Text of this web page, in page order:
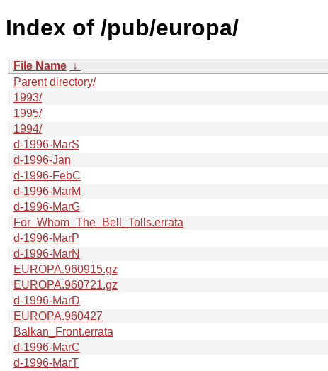
Index of /pub/europa/
File Name ↓
Parent directory/
1993/
1995/
1994/
d-1996-MarS
d-1996-Jan
d-1996-FebC
d-1996-MarM
d-1996-MarG
For_Whom_The_Bell_Tolls.errata
d-1996-MarP
d-1996-MarN
EUROPA.960915.gz
EUROPA.960721.gz
d-1996-MarD
EUROPA.960427
Balkan_Front.errata
d-1996-MarC
d-1996-MarT